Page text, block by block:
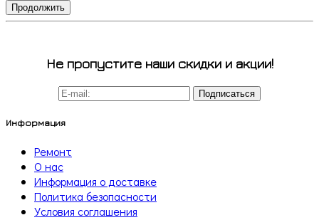
Продолжить
Не пропустите наши скидки и акции!
Подписаться
Информация
Ремонт
О нас
Информация о доставке
Политика безопасности
Условия соглашения